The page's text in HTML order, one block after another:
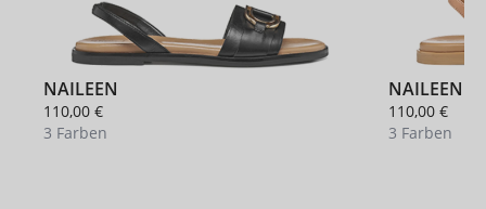
NAILEEN
110,00 €
3 Farben
NAILEEN
110,00 €
3 Farben